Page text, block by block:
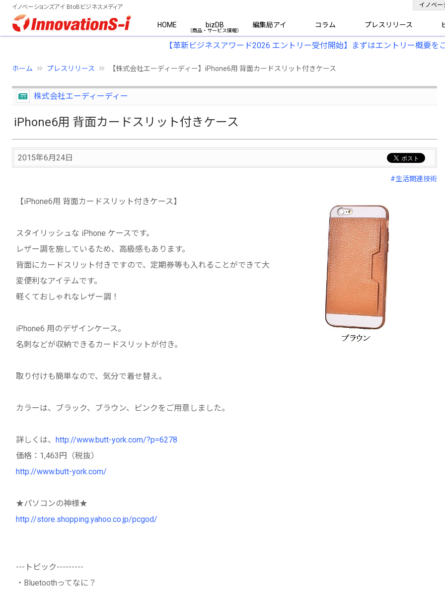
イノベーションズアイ BtoBビジネスメディア
HOME bizDB 編集局アイ コラム プレスリリース
イノベー
【革新ビジネスアワード2026 エントリー受付開始】まずはエントリー概要を
ホーム プレスリリース 【株式会社エーディーディー】iPhone6用 背面カードスリット付きケース
株式会社エーディーディー
iPhone6用 背面カードスリット付きケース
2015年6月24日
#生活関連技術
【iPhone6用 背面カードスリット付きケース】
スタイリッシュな iPhone ケースです。
レザー調を施しているため、高級感もあります。
背面にカードスリット付きですので、定期券等も入れることができて大
変便利なアイテムです。
軽くておしゃれなレザー調！
iPhone6 用のデザインケース。
名刺などが収納できるカードスリットが付き。
取り付けも簡単なので、気分で着せ替え。
カラーは、ブラック、ブラウン、ピンクをご用意しました。
詳しくは、 http://www.butt-york.com/?p=6278
価格：1,463円（税抜）
http://www.butt-york.com/
★パソコンの神様★
http://store.shopping.yahoo.co.jp/pcgod/
---トピック---------
・Bluetoothってなに？